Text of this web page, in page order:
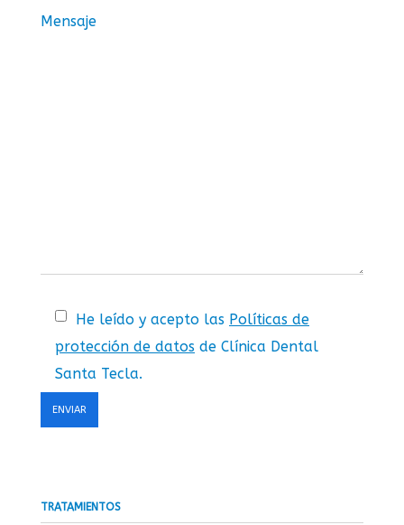
Mensaje
He leído y acepto las Políticas de
protección de datos de Clínica Dental
Santa Tecla.
TRATAMIENTOS